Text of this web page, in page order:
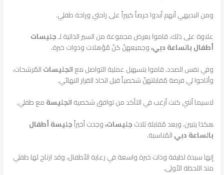
ومن البديهي أنهم أبدوا حرصاً كبيراً على راحتي وراحة طفلي.
علاوة على ذلك، قاموا بعرض مجموعة من السير الذاتية لـجليسات
أطفال بالساعة دبي،وجميعهنّ كنّ مُؤهلات وذوات خبرة.
وفي نفس الصدد، قاموا بتسهيل عملية التواصل معالجليساتالمُرشحات،
وأتاحوا لي فرصة مُقابلتهنّ شخصياً قبل اتخاذ القرار النهائي.
لاسيما أنني كنت أرغب في التأكد من توافق شخصيةالجليسةمع طفلي.
هكذا يتبين، وبعد مُقابلة ثلاثجليسات،وجدت أخيراًجليسة أطفال
بالساعة دبيالمُناسبة.
إنها سيدة لطيفة وذات خبرة واسعة في رعاية الأطفال، وقد ارتاح لها طفلي
منذ اللحظة الأولى.